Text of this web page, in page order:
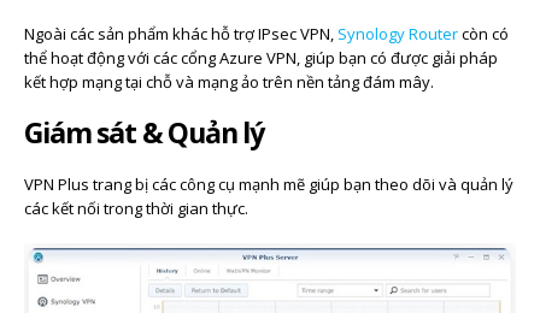
Ngoài các sản phẩm khác hỗ trợ IPsec VPN, Synology Routercòn có
thể hoạt động với các cổng Azure VPN, giúp bạn có được giải pháp
kết hợp mạng tại chỗ và mạng ảo trên nền tảng đám mây.
Giám sát & Quản lý
VPN Plus trang bị các công cụ mạnh mẽ giúp bạn theo dõi và quản lý
các kết nối trong thời gian thực.